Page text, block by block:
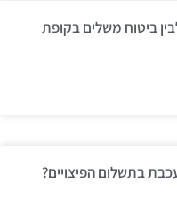
ביטוח משלים בקופת
בתשלום הפיצויים?